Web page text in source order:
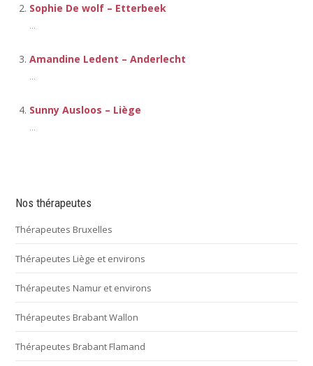
Sophie De wolf – Etterbeek
...
Amandine Ledent – Anderlecht
...
Sunny Ausloos – Liège
...
Nos thérapeutes
Thérapeutes Bruxelles
Thérapeutes Liège et environs
Thérapeutes Namur et environs
Thérapeutes Brabant Wallon
Thérapeutes Brabant Flamand